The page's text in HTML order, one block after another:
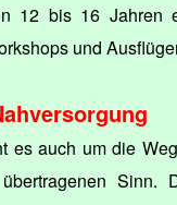
12 bis 16 Jahren
und
es auch um die
Sinn.